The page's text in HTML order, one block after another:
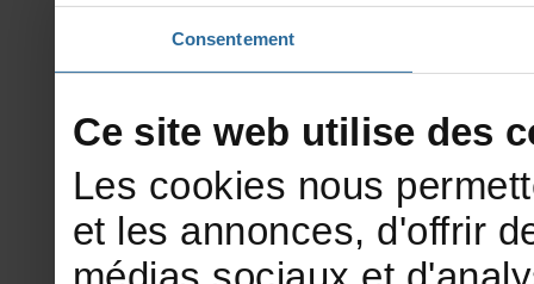
Consentement